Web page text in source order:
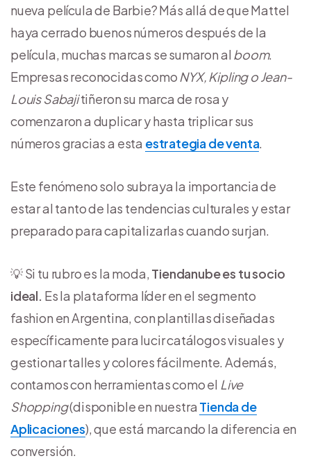
nueva película de Barbie? Más allá de que Mattel
haya cerrado buenos números después de la
película, muchas marcas se sumaron al boom.
Empresas reconocidas como NYX, Kipling oJean-
Louis Sabajitiñeron su marca de rosa y
comenzaron a duplicar y hasta triplicar sus
números gracias a esta estrategia de venta.
Este fenómeno solo subraya la importancia de
estar al tanto de las tendencias culturales y estar
preparado para capitalizarlas cuando surjan.
💡 Si tu rubro es la moda, Tiendanube es tu socio
ideal. Es la plataforma líder en el segmento
fashion en Argentina, con plantillas diseñadas
específicamente para lucir catálogos visuales y
gestionar talles y colores fácilmente. Además,
contamos con herramientas como el Live
Shopping(disponible en nuestra Tienda de
Aplicaciones), que está marcando la diferencia en
conversión.